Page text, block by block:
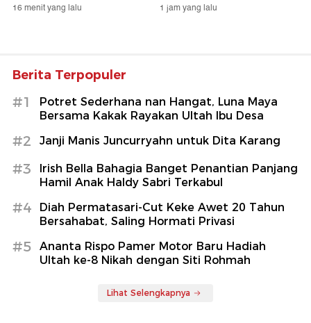
16 menit yang lalu 1 jam yang lalu
Berita Terpopuler
#1
Potret Sederhana nan Hangat, Luna Maya
Bersama Kakak Rayakan Ultah Ibu Desa
#2 Janji Manis Juncurryahn untuk Dita Karang
#3
Irish Bella Bahagia Banget Penantian Panjang
Hamil Anak Haldy Sabri Terkabul
#4
Diah Permatasari-Cut Keke Awet 20 Tahun
Bersahabat, Saling Hormati Privasi
#5
Ananta Rispo Pamer Motor Baru Hadiah
Ultah ke-8 Nikah dengan Siti Rohmah
Lihat Selengkapnya